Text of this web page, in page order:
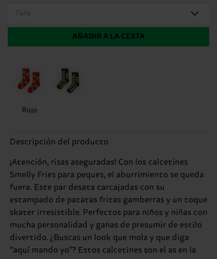
Talla
AÑADIR A LA CESTA
Rojo
Descripción del producto
¡Atención, risas aseguradas! Con los calcetines
Smelly Fries para peques, el aburrimiento se queda
fuera. Este par desata carcajadas con su
estampado de patatas fritas gamberras y un toque
skater irresistible. Perfectos para niños y niñas con
mucha personalidad y ganas de presumir de estilo
divertido. ¿Buscas un look que mola y que diga
“aquí mando yo"? Estos calcetines son el as en la